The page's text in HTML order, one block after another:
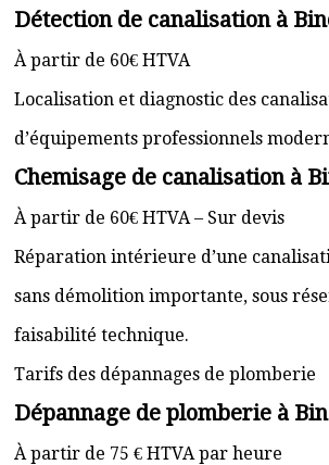
Détection de canalisation à
À partir de 60€ HTVA
Localisation et diagnostic des
d’équipements professionnels
Chemisage de canalisation à
À partir de 60€ HTVA – Sur devis
Réparation intérieure d’une
sans démolition importante, sous
faisabilité technique.
Tarifs des dépannages de plomberie
Dépannage de plomberie à
À partir de 75 € HTVA par heure